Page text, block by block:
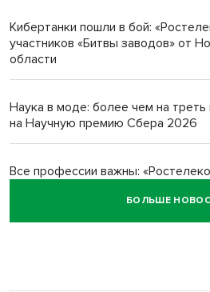
Новосибирский преподаватель с
многодетных в России
Обновлённое отделение ВТБ
Кибертанки пошли в бой:
участников «Битвы заводов» от
области
Наука в моде: более чем на
на Научную премию Сбера 2026
Все профессии важны:
БОЛЬШЕ